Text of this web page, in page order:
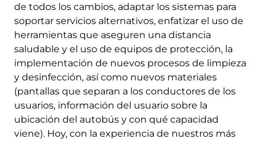
de todos los cambios, adaptar los sistemas para
soportar servicios alternativos, enfatizar el uso de
herramientas que aseguren una distancia
saludable y el uso de equipos de protección, la
implementación de nuevos procesos de limpieza
y desinfección, así como nuevos materiales
(pantallas que separan a los conductores de los
usuarios, información del usuario sobre la
ubicación del autobús y con qué capacidad
viene). Hoy, con la experiencia de nuestros más